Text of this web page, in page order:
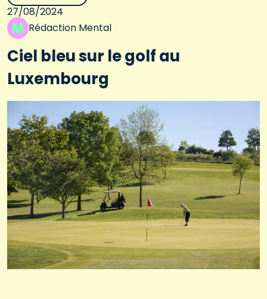
27/08/2024
Rédaction Mental
Ciel bleu sur le golf au
Luxembourg